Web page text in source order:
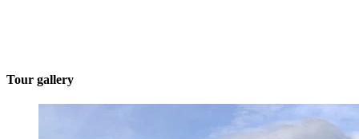
Tour gallery